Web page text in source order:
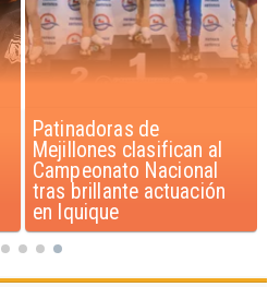
Patinadoras de
Mejillones clasifican al
Campeonato Nacional
tras brillante actuación
en Iquique